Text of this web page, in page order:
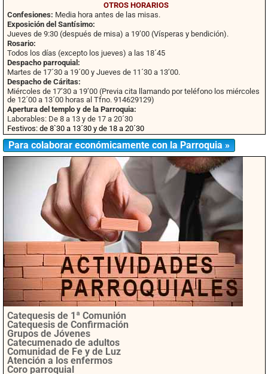
OTROS HORARIOS
Confesiones: Media hora antes de las misas.
Exposición del Santísimo:
Jueves de 9:30 (después de misa) a 19’00 (Vísperas y bendición).
Rosario:
Todos los días (excepto los jueves) a las 18´45
Despacho parroquial:
Martes de 17´30 a 19´00 y Jueves de 11´30 a 13’00.
Despacho de Cáritas:
Miércoles de 17’30 a 19’00 (Previa cita llamando por teléfono los miércoles
de 12´00 a 13´00 horas al Tfno. 914629129)
Apertura del templo y de la Parroquia:
Laborables: De 8 a 13 y de 17 a 20´30
Festivos: de 8`30 a 13´30 y de 18 a 20´30
Para colaborar económicamente con la Parroquia »
Catequesis de 1ª Comunión
Catequesis de Confirmación
Grupos de Jóvenes
Catecumenado de adultos
Comunidad de Fe y de Luz
Atención a los enfermos
Coro parroquial